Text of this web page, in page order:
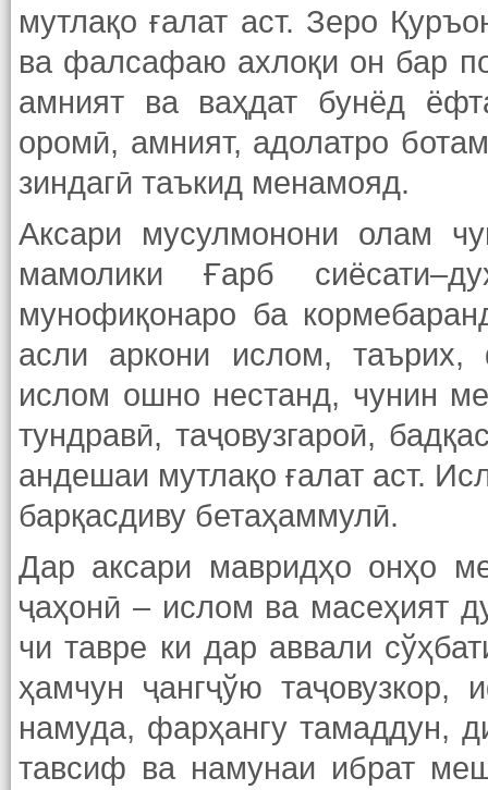
мутлақо ғалат аст. Зеро
ва фалсафаю ахлоқи он бар
амният ва ваҳдат бунёд
оромӣ, амният, адолатро
зиндагӣ таъкид менамояд.
Аксари мусулмонони олам
мамолики Ғарб
мунофиқонаро ба
асли аркони ислом,
ислом ошно нестанд, чунин
тундравӣ, таҷовузгароӣ,
андешаи мутлақо ғалат аст.
барқасдиву бетаҳаммулӣ.
Дар аксари мавридҳо онҳо
ҷаҳонӣ – ислом ва масеҳият
чи тавре ки дар аввали
ҳамчун ҷангҷўю таҷовузкор,
намуда, фарҳангу тамаддун,
тавсиф ва намунаи ибрат